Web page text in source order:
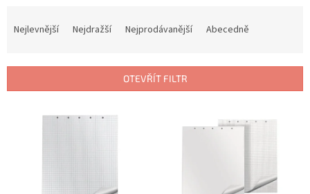
í
Nejlevnější Nejdražší Nejprodávanější Abecedně
OTEVŘÍT FILTR